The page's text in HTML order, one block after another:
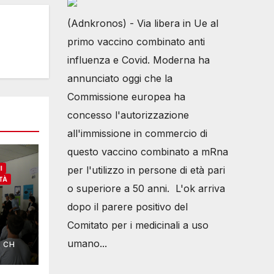
CH
(Adnkronos) - Via libera in Ue al
primo vaccino combinato anti
influenza e Covid. Moderna ha
annunciato oggi che la
Commissione europea ha
concesso l'autorizzazione
all'immissione in commercio di
questo vaccino combinato a mRna
per l'utilizzo in persone di età pari
o superiore a 50 anni. L'ok arriva
dopo il parere positivo del
Comitato per i medicinali a uso
umano...